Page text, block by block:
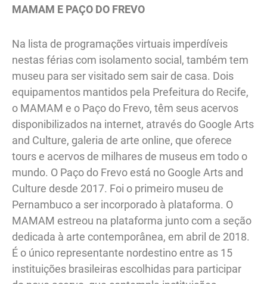
MAMAM E PAÇO DO FREVO
Na lista de programações virtuais imperdíveis
nestas férias com isolamento social, também tem
museu para ser visitado sem sair de casa. Dois
equipamentos mantidos pela Prefeitura do Recife,
o MAMAM e o Paço do Frevo, têm seus acervos
disponibilizados na internet, através do Google Arts
and Culture, galeria de arte online, que oferece
tours e acervos de milhares de museus em todo o
mundo. O Paço do Frevo está no Google Arts and
Culture desde 2017. Foi o primeiro museu de
Pernambuco a ser incorporado à plataforma. O
MAMAM estreou na plataforma junto com a seção
dedicada à arte contemporânea, em abril de 2018.
É o único representante nordestino entre as 15
instituições brasileiras escolhidas para participar